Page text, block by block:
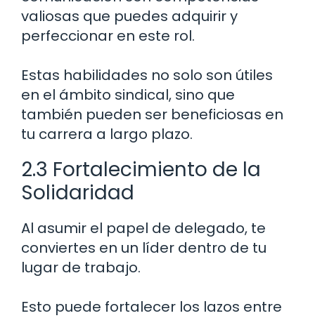
valiosas que puedes adquirir y
perfeccionar en este rol.
Estas habilidades no solo son útiles
en el ámbito sindical, sino que
también pueden ser beneficiosas en
tu carrera a largo plazo.
2.3 Fortalecimiento de la
Solidaridad
Al asumir el papel de delegado, te
conviertes en un líder dentro de tu
lugar de trabajo.
Esto puede fortalecer los lazos entre